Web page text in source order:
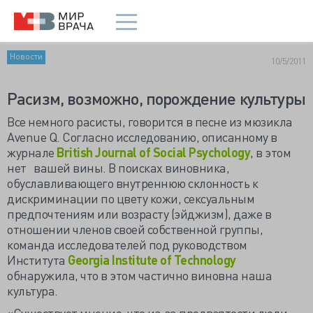
Новости 10/5/2011
Расизм, возможно, порождение культуры
Все немного расисты, говорится в песне из мюзикла
Avenue Q. Согласно исследованию, описанному в
журнале British Journal of Social Psychology, в этом
нет вашей вины. В поисках виновника,
обуславливающего внутреннюю склонность к
дискриминации по цвету кожи, сексуальным
предпочтениям или возрасту (эйджизм), даже в
отношении членов своей собственной группы,
команда исследователей под руководством
Института Georgia Institute of Technology
обнаружила, что в этом частично виновна наша
культура.